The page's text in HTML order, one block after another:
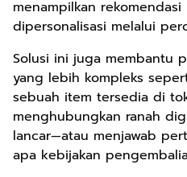
menampilkan
dipersonalisasi melalui
Solusi ini juga membantu
yang lebih kompleks
sebuah item tersedia di
menghubungkan ranah
lancar—atau menjawab
apa kebijakan